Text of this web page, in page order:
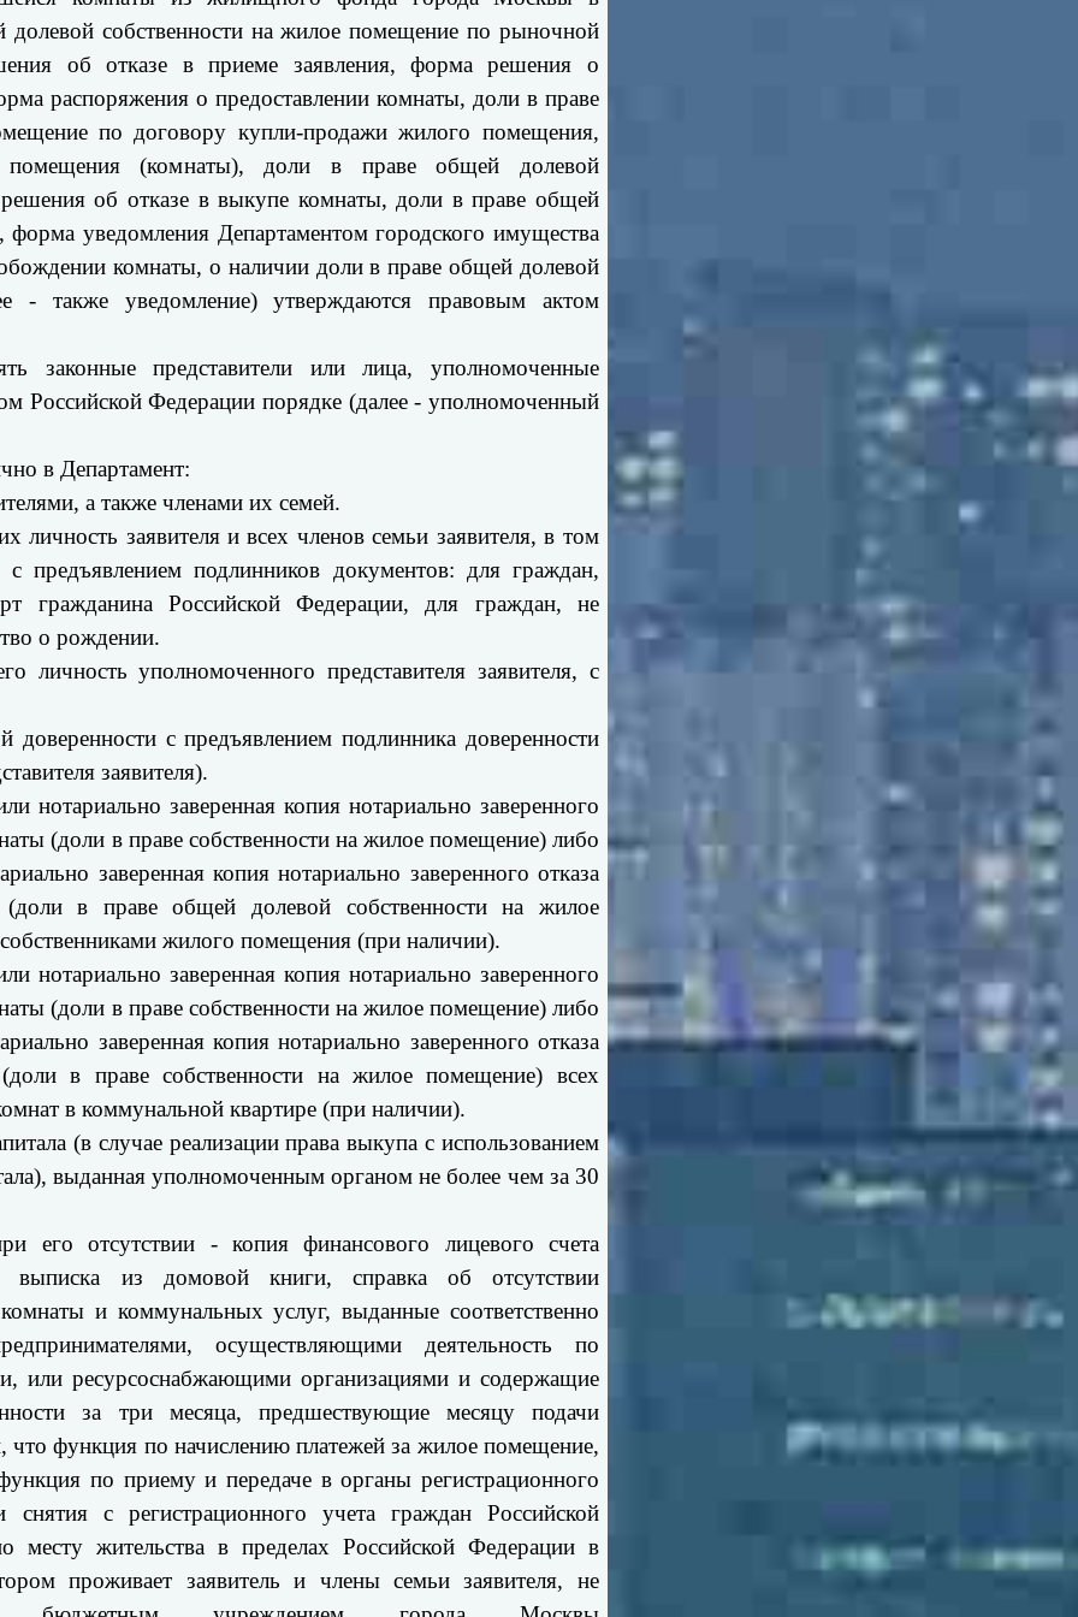
собственности на жилое помещение по рыночной
об отказе в приеме заявления, форма решения о
распоряжения о предоставлении комнаты, доли в праве
по договору купли-продажи жилого помещения,
(комнаты), доли в праве общей долевой
об отказе в выкупе комнаты, доли в праве общей
уведомления Департаментом городского имущества
комнаты, о наличии доли в праве общей долевой
- также уведомление) утверждаются правовым актом
законные представители или лица, уполномоченные
Российской Федерации порядке (далее - уполномоченный
в Департамент:
а также членами их семей.
заявителя и всех членов семьи заявителя, в том
предъявлением подлинников документов: для граждан,
гражданина Российской Федерации, для граждан, не
о рождении.
личность уполномоченного представителя заявителя, с
доверенности с предъявлением подлинника доверенности
заявителя).
нотариально заверенная копия нотариально заверенного
(доли в праве собственности на жилое помещение) либо
заверенная копия нотариально заверенного отказа
в праве общей долевой собственности на жилое
жилого помещения (при наличии).
нотариально заверенная копия нотариально заверенного
(доли в праве собственности на жилое помещение) либо
заверенная копия нотариально заверенного отказа
в праве собственности на жилое помещение) всех
в коммунальной квартире (при наличии).
(в случае реализации права выкупа с использованием
выданная уполномоченным органом не более чем за 30
отсутствии - копия финансового лицевого счета
из домовой книги, справка об отсутствии
и коммунальных услуг, выданные соответственно
осуществляющими деятельность по
или ресурсоснабжающими организациями и содержащие
за три месяца, предшествующие месяцу подачи
что функция по начислению платежей за жилое помещение,
по приему и передаче в органы регистрационного
с регистрационного учета граждан Российской
жительства в пределах Российской Федерации в
проживает заявитель и члены семьи заявителя, не